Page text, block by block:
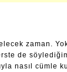
zaman.
de
nasıl cümle